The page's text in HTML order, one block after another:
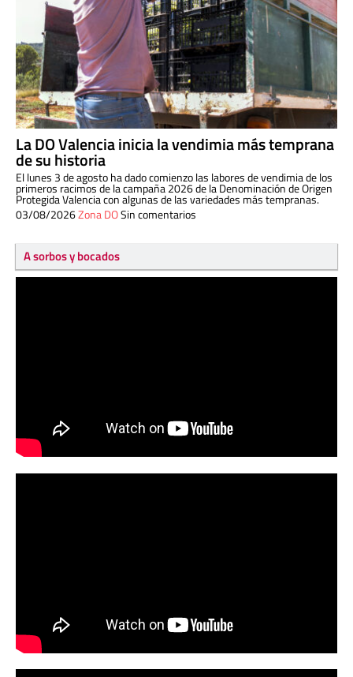
La DO Valencia inicia la vendimia más temprana
de su historia
El lunes 3 de agosto ha dado comienzo las labores de vendimia de los
primeros racimos de la campaña 2026 de la Denominación de Origen
Protegida Valencia con algunas de las variedades más tempranas.
03/08/2026Zona DOSin comentarios
A sorbos y bocados